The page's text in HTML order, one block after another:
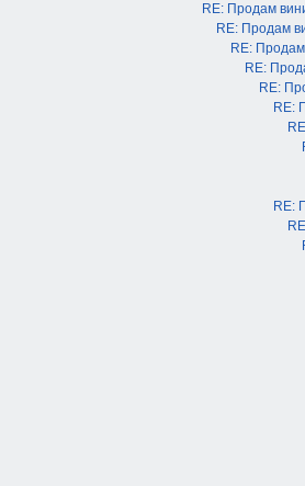
RE: Продам
RE: Продам
RE:
RE:
RE:
RE:
RE: